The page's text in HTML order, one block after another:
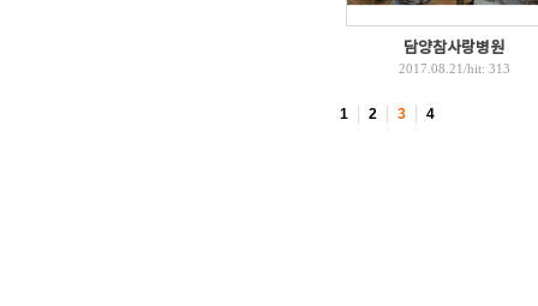
담양참사랑병원
2017.08.21 /hit: 313
1 2 3 4